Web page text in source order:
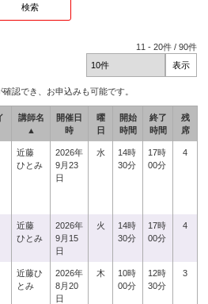
11 -20件 /90件
認でき、お申込みも可能です。
講師名
▲
開催日
時
曜
日
開始
時間
終了
時間
残
席
近藤
ひとみ
2026年
9月23
日
水
14時
30分
17時
00分
4
近藤
ひとみ
2026年
9月15
日
火
14時
30分
17時
00分
4
近藤ひ
とみ
2026年
8月20
日
木
10時
00分
12時
30分
3